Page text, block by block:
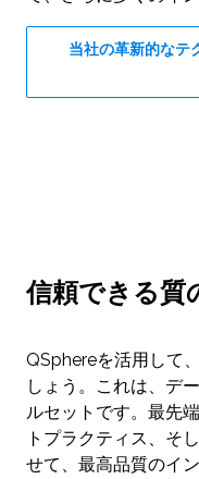
当社の革新的なテ
信頼できる質
QSphereを活用して
しょう。これは、デ
ルセットです。最先
トプラクティス、そ
せて、最高品質のイ